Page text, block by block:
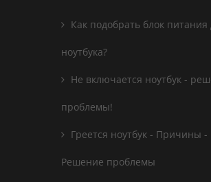
Как подобрать блок питания
ноутбука?
Не включается ноутбук -
проблемы!
Греется ноутбук - Причины -
Решение проблемы